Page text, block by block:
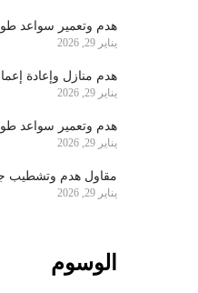
هدم وتعمير سواعد
يناير 29, 2026
هدم منازل وإعادة
يناير 29, 2026
هدم وتعمير سواعد
يناير 29, 2026
مقاول هدم وتشطيب
يناير 29, 2026
الوسوم